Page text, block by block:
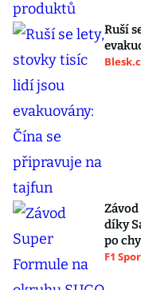
Ruší
díky
po
F1